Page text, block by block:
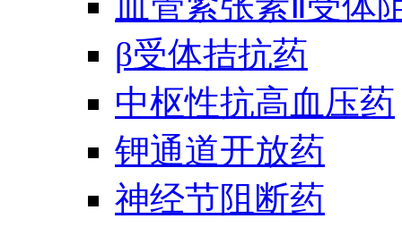
β受体拮抗药
中枢性抗高血压药
钾通道开放药
神经节阻断药